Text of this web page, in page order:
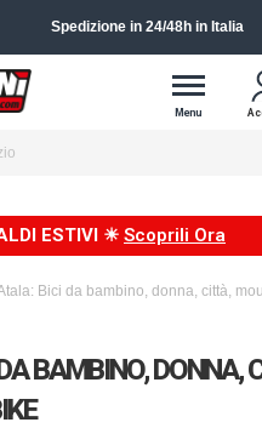
Spedizione in 24/48h in Italia
Menu
ESTIVI ☀ Scoprili Ora
Bici da bambino, donna, città,
BAMBINO, DONNA,